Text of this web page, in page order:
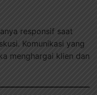
responsif saat
Komunikasi yang
menghargai klien dan